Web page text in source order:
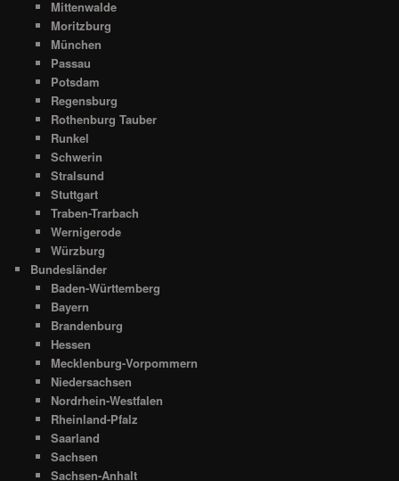
Mittenwalde
Moritzburg
München
Passau
Potsdam
Regensburg
Rothenburg Tauber
Runkel
Schwerin
Stralsund
Stuttgart
Traben-Trarbach
Wernigerode
Würzburg
Bundesländer
Baden-Württemberg
Bayern
Brandenburg
Hessen
Mecklenburg-Vorpommern
Niedersachsen
Nordrhein-Westfalen
Rheinland-Pfalz
Saarland
Sachsen
Sachsen-Anhalt